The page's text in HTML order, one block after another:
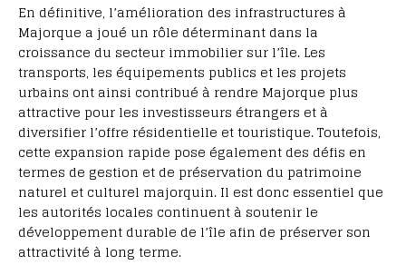
En définitive, l’amélioration des infrastructures à
Majorque a joué un rôle déterminant dans la
croissance du secteur immobilier sur l’île. Les
transports, les équipements publics et les projets
urbains ont ainsi contribué à rendre Majorque plus
attractive pour les investisseurs étrangers et à
diversifier l’offre résidentielle et touristique. Toutefois,
cette expansion rapide pose également des défis en
termes de gestion et de préservation du patrimoine
naturel et culturel majorquin. Il est donc essentiel que
les autorités locales continuent à soutenir le
développement durable de l’île afin de préserver son
attractivité à long terme.